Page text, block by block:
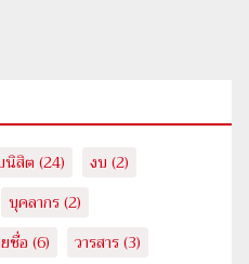
นิสิต (24) งบ (2)
บุคลากร(2)
ชื่อ (6) วารสาร(3)